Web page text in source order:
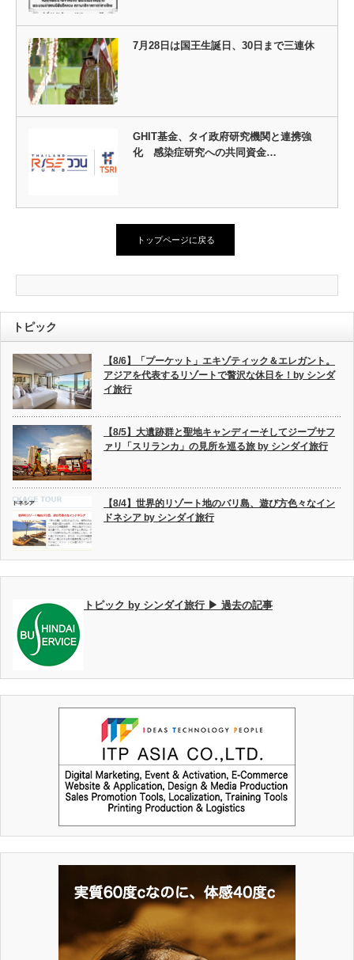
7月28日は国王生誕日、30日まで三連休
GHIT基金、タイ政府研究機関と連携強
化 感染症研究への共同資金…
トップページに戻る
トピック
【8/6】「プーケット」エキゾティック＆エレガント。
アジアを代表するリゾートで贅沢な休日を！by シンダ
イ旅行
【8/5】大遺跡群と聖地キャンディーそしてジープサフ
ァリ「スリランカ」の見所を巡る旅 by シンダイ旅行
【8/4】世界的リゾート地のバリ島、遊び方色々なイン
ドネシア by シンダイ旅行
トピック by シンダイ旅行 ▶ 過去の記事